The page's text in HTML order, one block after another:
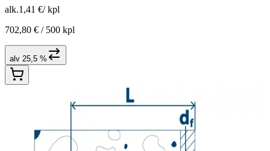
alk.1,41 €/ kpl
702,80 € / 500 kpl
alv 25,5 %